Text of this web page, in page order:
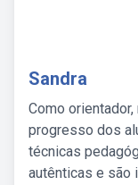
Sandra
Como
progresso dos
técnicas
autênticas e são